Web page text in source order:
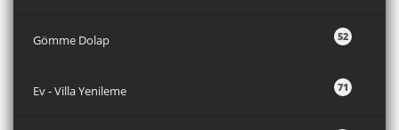
52
Gömme Dolap
71
Ev - Villa Yenileme